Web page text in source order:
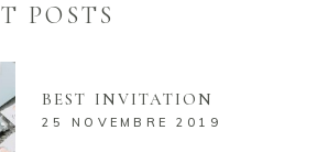
POSTS
BEST INVITATION
25 NOVEMBRE 2019